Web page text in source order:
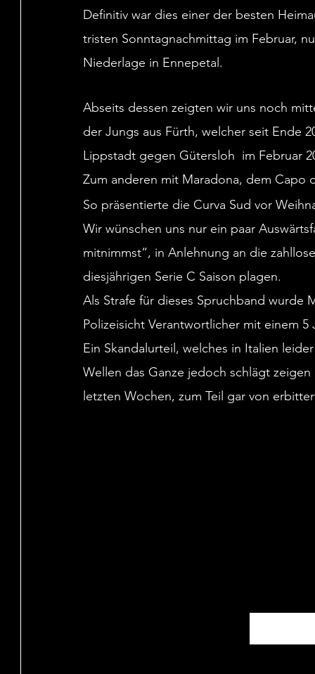
Definitiv war dies einer der besten
tristen Sonntagnachmittag im Februar,
Niederlage in Ennepetal.
Abseits dessen zeigten wir uns noch
der Jungs aus Fürth, welcher seit Ende
Lippstadt gegen Gütersloh  im Februar
Zum anderen mit Maradona, dem Capo
So präsentierte die Curva Sud vor
Wir wünschen uns nur ein paar
mitnimmst“, in Anlehnung an die
diesjährigen Serie C Saison plagen.
Als Strafe für dieses Spruchband wurde
Polizeisicht Verantwortlicher mit einem
Ein Skandalurteil, welches in Italien
Wellen das Ganze jedoch schlägt
letzten Wochen, zum Teil gar von